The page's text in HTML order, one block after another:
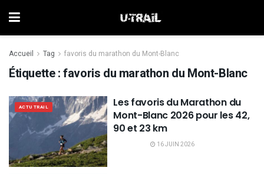
Accueil Tag favoris du marathon du Mont-Blanc
Étiquette :favoris du marathon du Mont-Blanc
ACTU TRAIL
Les favoris du Marathon du
Mont-Blanc 2026 pour les 42,
90 et 23 km
16 JUIN 2026